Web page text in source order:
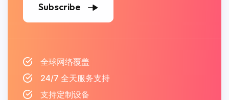
Subscribe
全球网络覆盖
24/7 全天服务支持
支持定制设备